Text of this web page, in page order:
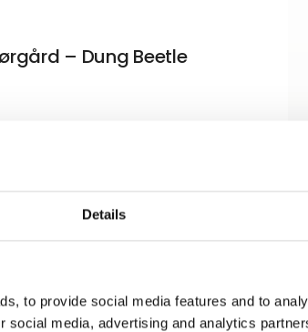
Details
to provide social media features and to
social media, advertising and analytics
– Dung Beetle
– Monstera
Dizac – uden titel 3